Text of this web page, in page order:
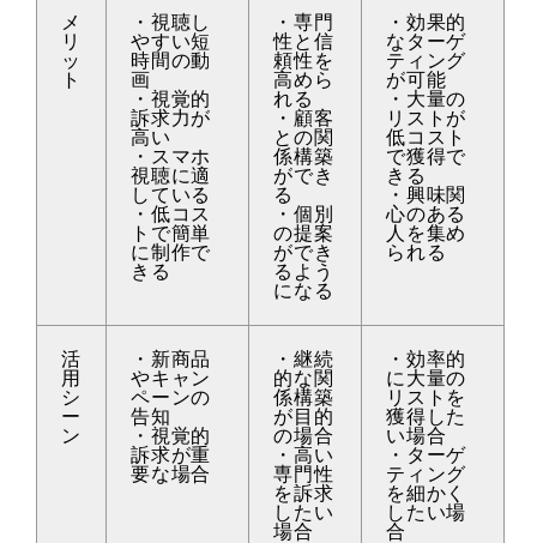
メ
リ
ッ
ト
・視聴し
やすい短
時間の動
画
・視覚的
訴求力が
高い
・スマホ
視聴に適
している
・低コス
トで簡単
に制作で
きる
・専門
性と信
頼性を
高めら
れる
・顧客
との関
係構築
ができ
る
・個別
の提案
ができ
るよう
になる
・効果的
なターゲ
ティング
が可能
・大量の
リストが
低コスト
で獲得で
きる
・興味関
心のある
人を集め
られる
活
用
シ
ー
ン
・新商品
やキャン
ペーンの
告知
・視覚的
訴求が重
要な場合
・継続
的な関
係構築
が目的
の場合
・高い
専門性
を訴求
したい
場合
・効率的
に大量の
リストを
獲得した
い場合
・ターゲ
ティング
を細かく
したい場
合